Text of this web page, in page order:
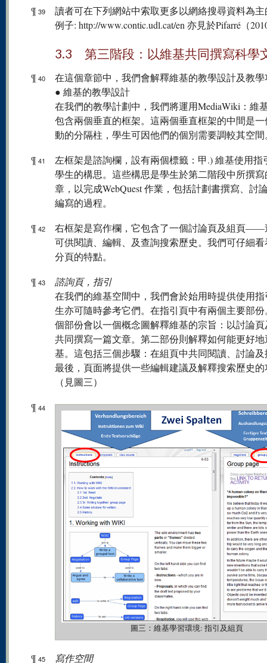
¶ 39
讀者可在下列網站中索取更多以網絡搜尋資料為
例子: http://www.contic.udl.cat/en 亦見於Pifarré（
3.3 第三階段：以維基共同撰寫科學
¶ 40
在這個章節中，我們會解釋維基的教學設計及教
● 維基的教學設計
在我們的教學計劃中，我們將運用MediaWiki：維
包含兩個垂直的框架。這兩個垂直框架的中間是
動的分隔柱，學生可因他們的個別需要調較其空間
¶ 41
左框架是諮詢欄，設有兩個標籤：甲.) 維基使用指
學生的構思。這些構思是學生於第二階段中所撰寫
章，以完成WebQuest 作業，包括計劃書撰寫、討
編寫的過程。
¶ 42
右框架是寫作欄，它包含了一個討論頁及組頁——
可供閱讀、編輯、及查詢搜索歷史。我們可仔細
分頁的特點。
¶ 43
諮詢頁，指引
在我們的維基空間中，我們會於始用時提供使用
生亦可隨時參考它們。在指引頁中有兩個主要部
個部份會以一個概念圖解釋維基的宗旨：以討論
共同撰寫一篇文章。第二部份則解釋如何能更好
基。這包括三個步驟：在組頁中共同閱讀、討論
最後，頁面將提供一些編輯建議及解釋搜索歷史
（見圖三）
¶ 44
圖三：維基學習環境: 指引及組頁
¶ 45 寫作空間